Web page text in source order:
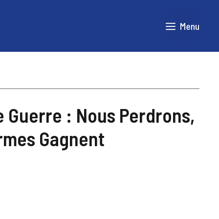
Menu
Guerre : Nous Perdrons,
Gagnent